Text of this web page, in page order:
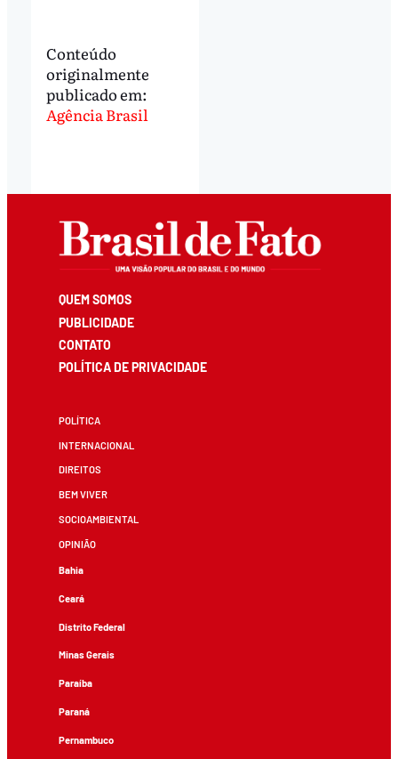
Conteúdo
originalmente
publicado em:
Agência Brasil
QUEM SOMOS
PUBLICIDADE
CONTATO
POLÍTICA DE PRIVACIDADE
POLÍTICA
INTERNACIONAL
DIREITOS
BEM VIVER
SOCIOAMBIENTAL
OPINIÃO
Bahia
Ceará
Distrito Federal
Minas Gerais
Paraíba
Paraná
Pernambuco